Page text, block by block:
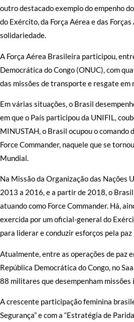
outro destacado exemplo do empenho
do Exército, da Força Aérea e das
solidariedade.
A Força Aérea Brasileira participou,
Democrática do Congo (ONUC), com
das missões de transporte e resgate em
Em várias situações, o Brasil
em que o País participou da UNIFIL,
MINUSTAH, o Brasil ocupou o
Force Commander, naquele que se
Mundial.
Na Missão da Organização das Nações
2013 a 2016, e a partir de 2018, o
atuando como Force Commander. Há,
exercida por um oficial-general do
para liderar e conduzir esforços pela
Atualmente, entre as operações de paz
República Democrática do Congo, no
88 militares que desempenham
A crescente participação feminina
Segurança” e com a “Estratégia de